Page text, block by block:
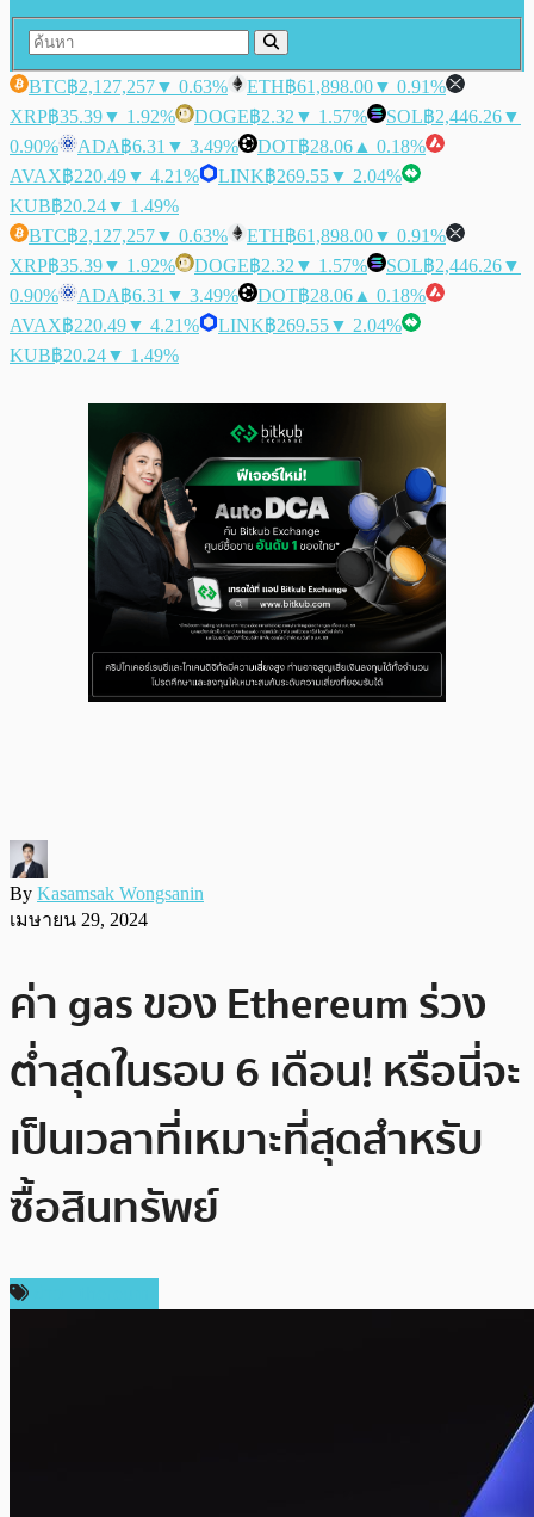
BTC฿2,127,257▼ 0.63% ETH฿61,898.00▼ 0.91%
XRP฿35.39▼ 1.92% DOGE฿2.32 ▼ 1.57% SOL฿2,446.26▼
0.90%
ADA฿6.31 ▼ 3.49% DOT฿28.06 ▲ 0.18%
AVAX฿220.49▼ 4.21% LINK฿269.55▼ 2.04%
KUB฿20.24▼ 1.49%
BTC฿2,127,257▼ 0.63% ETH฿61,898.00▼ 0.91%
XRP฿35.39▼ 1.92% DOGE฿2.32 ▼ 1.57% SOL฿2,446.26▼
0.90%
ADA฿6.31 ▼ 3.49% DOT฿28.06 ▲ 0.18%
AVAX฿220.49▼ 4.21% LINK฿269.55▼ 2.04%
KUB฿20.24▼ 1.49%
By Kasamsak Wongsanin
เมษายน 29, 2024
ค่า gas ของ Ethereum ร่วง
ต่ำสุดในรอบ 6 เดือน! หรือนี่จะ
เป็นเวลาที่เหมาะที่สุดสำหรับ
ซื้อสินทรัพย์